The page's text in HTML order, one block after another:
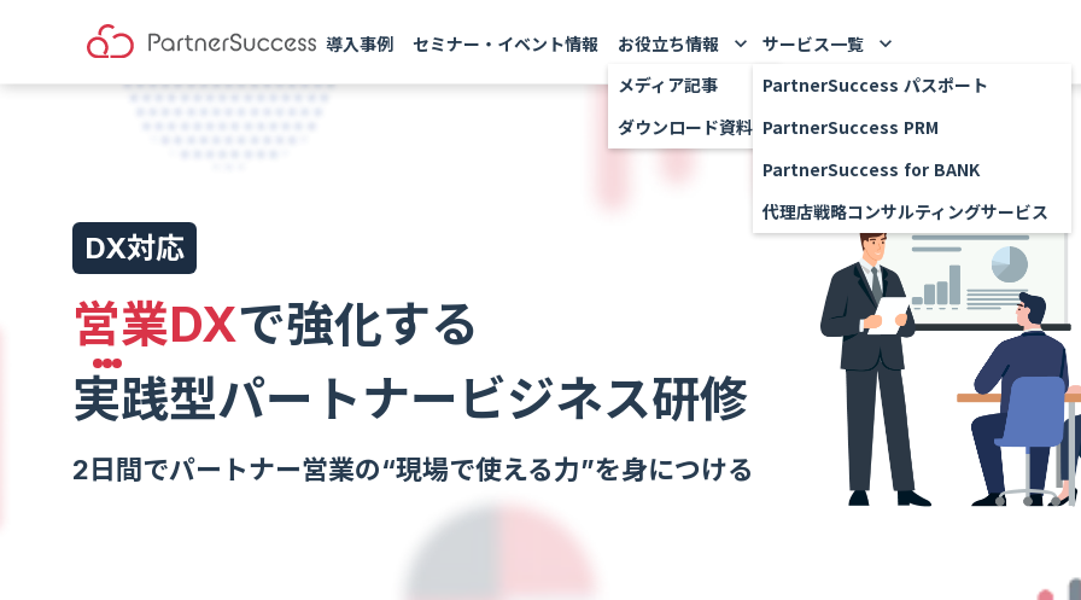
DX対応
営業DXで強化する
実践型パートナービジネス研修
2日間でパートナー営業の“現場で使える力”を身につける
導入事例
セミナー・イベント情報
メディア記事
ダウンロード資料
お役立ち情報
keyboard_arrow_down
PartnerSuccess パスポート
PartnerSuccess PRM
PartnerSuccess for BANK
代理店戦略コンサルティングサービス
サービス一覧 keyboard_arrow_down